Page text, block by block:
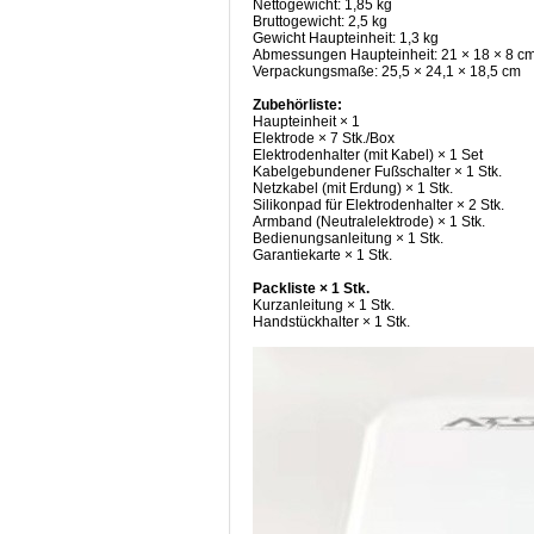
Nettogewicht: 1,85 kg
Bruttogewicht: 2,5 kg
Gewicht Haupteinheit: 1,3 kg
Abmessungen Haupteinheit: 21 × 18 × 8
Verpackungsmaße: 25,5 × 24,1 × 18,5 cm
Zubehörliste:
Haupteinheit × 1
Elektrode × 7 Stk./Box
Elektrodenhalter (mit Kabel) × 1 Set
Kabelgebundener Fußschalter × 1 Stk.
Netzkabel (mit Erdung) × 1 Stk.
Silikonpad für Elektrodenhalter × 2 Stk.
Armband (Neutralelektrode) × 1 Stk.
Bedienungsanleitung × 1 Stk.
Garantiekarte × 1 Stk.
Packliste × 1 Stk.
Kurzanleitung × 1 Stk.
Handstückhalter × 1 Stk.